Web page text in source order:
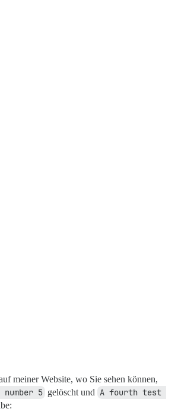
meiner Website, wo Sie sehen können,
5 gelöscht und A fourth test